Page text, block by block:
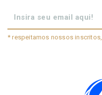
* respeitamos nossos